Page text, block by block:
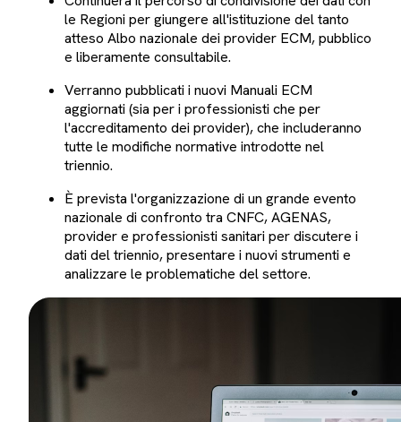
le Regioni per giungere all'istituzione del tanto
atteso Albo nazionale dei provider ECM, pubblico
e liberamente consultabile.
Verranno pubblicati i nuovi Manuali ECM
aggiornati (sia per i professionisti che per
l'accreditamento dei provider), che includeranno
tutte le modifiche normative introdotte nel
triennio.
È prevista l'organizzazione di un grande evento
nazionale di confronto tra CNFC, AGENAS,
provider e professionisti sanitari per discutere i
dati del triennio, presentare i nuovi strumenti e
analizzare le problematiche del settore.